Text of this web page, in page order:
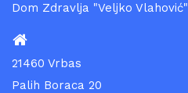
Dom Zdravlja "Veljko Vlahović"
21460 Vrbas
Palih Boraca 20